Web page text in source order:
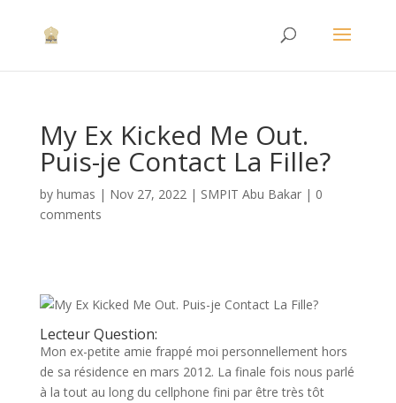
My Ex Kicked Me Out.
Puis-je Contact La Fille?
by humas | Nov 27, 2022| SMPIT Abu Bakar| 0
comments
Lecteur Question:
Mon ex-petite amie frappé moi personnellement hors
de sa résidence en mars 2012. La finale fois nous parlé
à la tout au long du cellphone fini par être très tôt